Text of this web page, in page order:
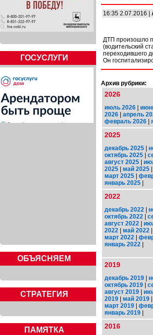
ГОСУСЛУГИ
ОБЪЯСНЯЕМ
СТРАТЕГИЯ
ПАМЯТКА
16:35 2.07.2016 |
ДТП произошло
(водительский
переходившего
Он
Архив рубрики:
2026
июль 2026 |
2026 | апрель
февраль 2026 |
2025
декабрь 2025 |
октябрь 2025 |
август 2025 |
2025 | май 2025 |
март 2025 |
январь 2025 |
2022
декабрь 2022 |
октябрь 2022 |
август 2022 |
2022 | май 2022 |
март 2022 |
январь 2022 |
2019
декабрь 2019 |
октябрь 2019 |
август 2019 |
2019 | май 2019 |
март 2019 |
январь 2019 |
2016